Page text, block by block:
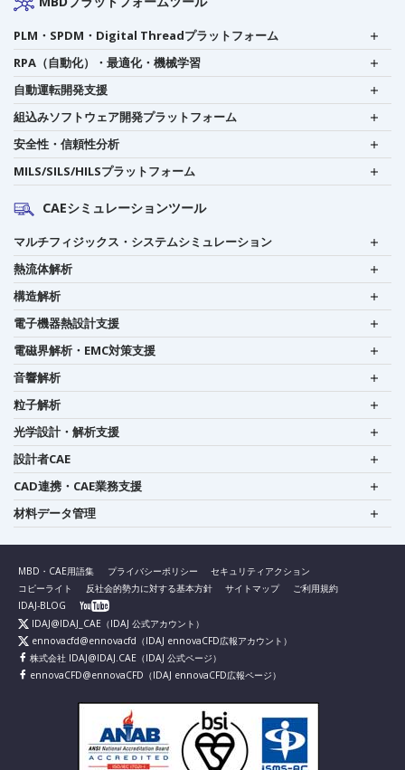
PLM・SPDM・Digital Threadプラットフォーム
RPA（自動化）・最適化・機械学習
自動運転開発支援
組込みソフトウェア開発プラットフォーム
安全性・信頼性分析
MILS/SILS/HILSプラットフォーム
CAEシミュレーションツール
マルチフィジックス・システムシミュレーション
熱流体解析
構造解析
電子機器熱設計支援
電磁界解析・EMC対策支援
音響解析
粒子解析
光学設計・解析支援
設計者CAE
CAD連携・CAE業務支援
材料データ管理
MBD・CAE用語集 プライバシーポリシー
セキュリティアクション
コピーライト
反社会的勢力に対する基本方針 サイトマップ
ご利用規約
IDAJ-BLOG
IDAJ@IDAJ_CAE （IDAJ 公式アカウント）
ennovacfd@ennovacfd （IDAJ ennovaCFD広報アカウント）
株式会社 IDAJ@IDAJ.CAE （IDAJ 公式ページ）
ennovaCFD@ennovaCFD （IDAJ ennovaCFD広報ページ）